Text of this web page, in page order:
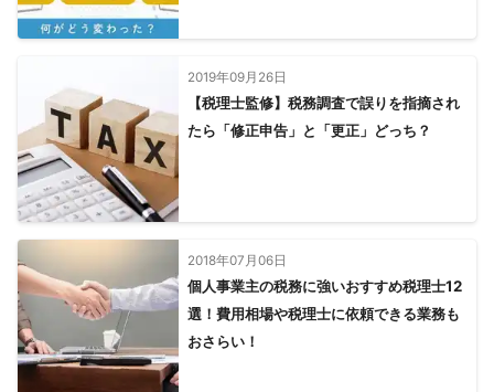
2019年09月26日
【税理士監修】税務調査で誤りを指摘され
たら「修正申告」と「更正」どっち？
2018年07月06日
個人事業主の税務に強いおすすめ税理士12
選！費用相場や税理士に依頼できる業務も
おさらい！